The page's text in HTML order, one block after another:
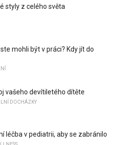
styly z celého světa
mohli být v práci? Kdy jít do
vašeho devítiletého dítěte
DOCHÁZKY
léčba v pediatrii, aby se zabránilo